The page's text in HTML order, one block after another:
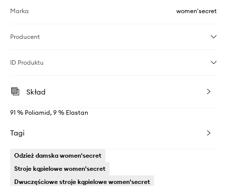
Marka women'secret
Producent
ID Produktu
Skład
91 % Poliamid, 9 % Elastan
Tagi
Odzież damska women'secret
Stroje kąpielowe women'secret
Dwuczęściowe stroje kąpielowe women'secret